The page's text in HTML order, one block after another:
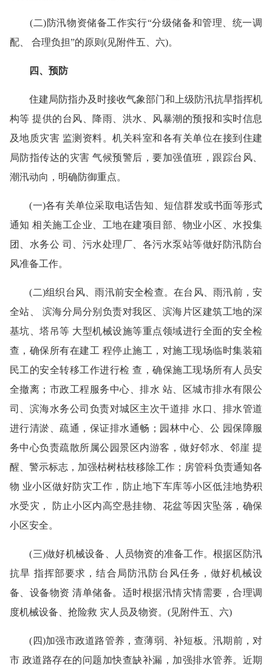
(二)防汛物资储备工作实行“分级储备和管理、统一调
配、 合理负担”的原则(见附件五、六)。
四、预防
住建局防指办及时接收气象部门和上级防汛抗旱指挥机
构等 提供的台风、降雨、洪水、风暴潮的预报和实时信息
及地质灾害 监测资料。机关科室和各有关单位在接到住建
局防指传达的灾害 气候预警后，要加强值班，跟踪台风、
潮汛动向，明确防御重点。
(一)各有关单位采取电话告知、短信群发或书面等形式
通知 相关施工企业、工地在建项目部、物业小区、水投集
团、水务公 司、污水处理厂、各污水泵站等做好防汛防台
风准备工作。
(二)组织台风、雨汛前安全检查。在台风、雨汛前，安
全站、 滨海分局分别负责对我区、滨海片区建筑工地的深
基坑、塔吊等 大型机械设施等重点领域进行全面的安全检
查，确保所有在建工 程停止施工，对施工现场临时集装箱
民工的安全转移工作进行检 查，确保施工现场所有人员安
全撤离；市政工程服务中心、排水 站、区城市排水有限公
司、滨海水务公司负责对城区主次干道排 水口、排水管道
进行清淤、疏通，保证排水通畅；园林中心、公 园保障服
务中心负责疏散所属公园景区内游客，做好邻水、邻崖 提
醒、警示标志，加强枯树枯枝移除工作；房管科负责通知各
物 业小区做好防灾工作，防止地下车库等小区低洼地势积
水受灾， 防止小区内高空悬挂物、花盆等因灾坠落，确保
小区安全。
(三)做好机械设备、人员物资的准备工作。根据区防汛
抗旱 指挥部要求，结合局防汛防台风任务，做好机械设
备、设备物资 清单储备。适时根据汛情灾情需要，合理调
度机械设备、抢险救 灾人员及物资。(见附件五、六)
(四)加强市政道路管养，查薄弱、补短板。汛期前，对
市 政道路存在的问题加快查缺补漏，加强排水管养。近期